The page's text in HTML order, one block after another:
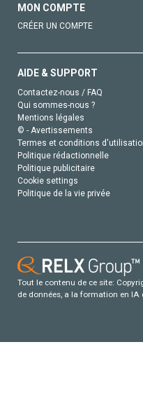
MON COMPTE
CRÉER UN COMPTE
AIDE & SUPPORT
Contactez-nous / FAQ
Qui sommes-nous ?
Mentions légales
© - Avertissements
Termes et conditions
Politique rédactionnelle
Politique publicitaire
Cookie settings
Politique de la vie privée
Tout le contenu de ce site:
de données, a la formation en